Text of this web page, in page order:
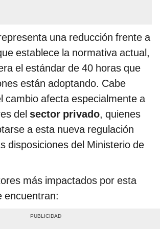
una reducción frente a
establece la normativa actual,
el estándar de 40 horas que
están adoptando. Cabe
cambio afecta especialmente a
del sector privado, quienes
a esta nueva regulación
disposiciones del Ministerio de
más impactados por esta
encuentran: